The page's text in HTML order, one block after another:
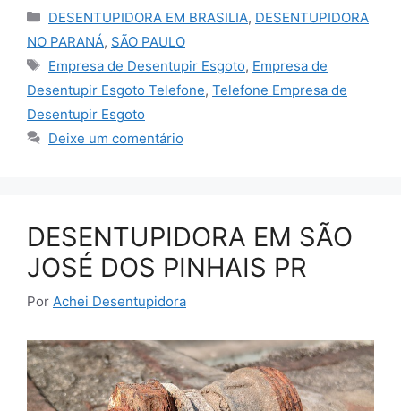
Categorias
DESENTUPIDORA EM BRASILIA, DESENTUPIDORA
NO PARANÁ, SÃO PAULO
Tags
Empresa de Desentupir Esgoto, Empresa de
Desentupir Esgoto Telefone, Telefone Empresa de
Desentupir Esgoto
Deixe um comentário
DESENTUPIDORA EM SÃO
JOSÉ DOS PINHAIS PR
Por Achei Desentupidora